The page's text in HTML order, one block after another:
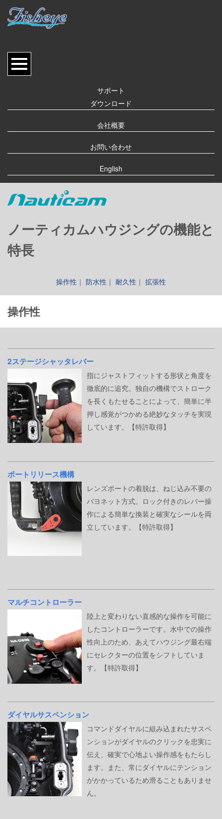
サポート
ダウンロード
会社概要
お問い合わせ
English
ノーティカムハウジングの機能と
特長
操作性 ｜ 防水性 ｜ 耐久性 ｜ 拡張性
操作性
2ステージシャッタレバー
指にジャストフィットする形状と角度を
徹底的に追究。独自の機構でストローク
を長くもたせることによって、簡単に半
押し感覚がつかめる絶妙なタッチを実現
しています。【特許取得】
ポートリリース機構
レンズポートの着脱は、ねじ込み不要の
バヨネット方式。ロック付きのレバー操
作による簡単な換装と確実なシールを両
立しています。【特許取得】
マルチコントローラー
陸上と変わりない直感的な操作を可能に
したコントローラーです。水中での操作
性向上のため、あえてハウジング最右端
にセレクターの位置をシフトしていま
す。【特許取得】
ダイヤルサスペンション
コマンドダイヤルに組み込まれたサスペ
ンションがダイヤルのクリックを忠実に
伝え、確実で心地よい操作感をもたらし
ます。また、常にダイヤルにテンション
がかかっているため滑ることもありませ
ん。